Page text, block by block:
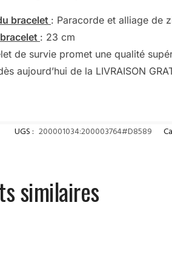
bracelet : Paracorde et alliage de
: 23 cm
de survie promet une qualité
aujourd’hui de la LIVRAISON
UGS : 200001034:200003764#D8589
similaires